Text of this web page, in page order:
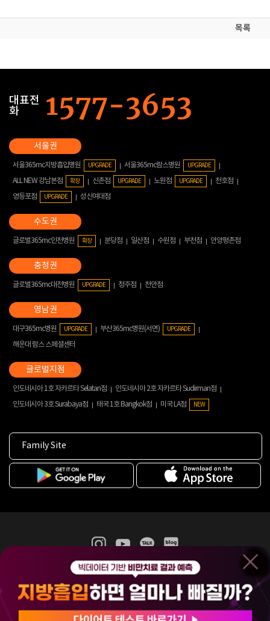
목록
대표전
화
서울365mc지방흡입병원 UPGRADE 서울365mc람스병원 UPGRADE
ALL NEW 강남본점 확장 신촌점 UPGRADE 노원점 UPGRADE
천호점
영등포점
UPGRADE 성신여대점
글로벌365mc인천병원 확장 분당점 일산점 수원점 부천점 안양평촌점
글로벌365mc대전병원 UPGRADE 청주점 천안점
대구365mc병원 UPGRADE 부산365mc병원(서면) UPGRADE
해운대 람스 스페셜센터
인도네시아 1호 자카르타 Selatan점
인도네시아 2호 자카르타 Sudirman점
인도네시아 3호 Surabaya점
태국 1호 Bangkok점 미국 LA점 NEW
Family Site
365mc 병·의원 이용약관
홈페이지 이용약관
비급여진료수가
(주)365mcㅣ서울특별시 서초구 서초대로52길 7, 3~4층(서초동, 제일빌딩)
120-87-04354ㅣ김남철